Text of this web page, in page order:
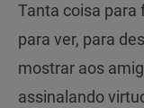
Tanta coisa para
para ver, para
mostrar aos
assinalando